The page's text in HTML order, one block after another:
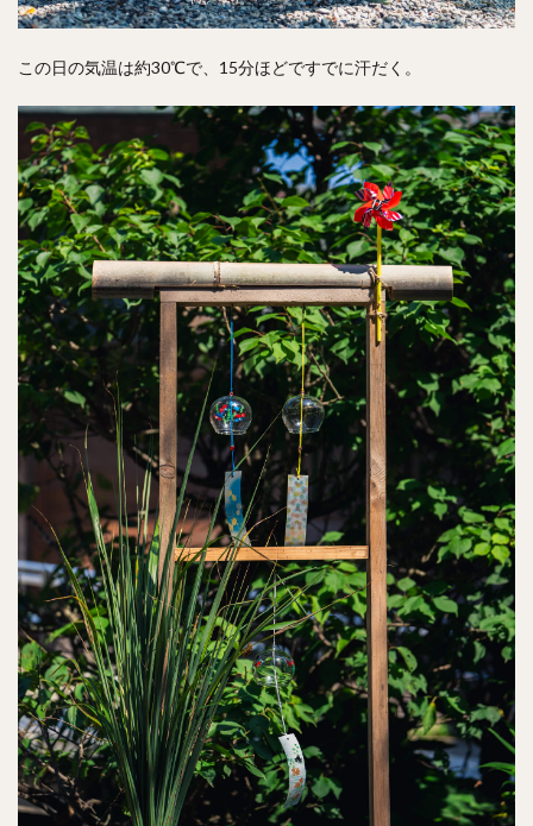
この日の気温は約30℃で、15分ほどですでに汗だく。